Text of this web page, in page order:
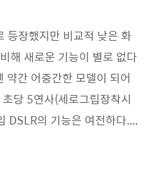
등장했지만 비교적 낮은 화
해 새로운 기능이 별로 없다
약간 어중간한 모델이 되어
당 5연사(세로그립장착시
DSLR의 기능은 여전하다....